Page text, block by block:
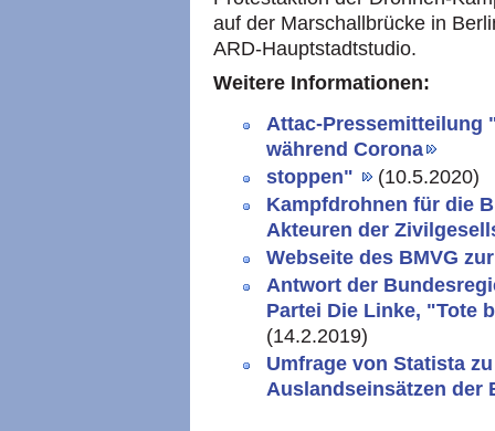
auf der Marschallbrücke in
ARD-Hauptstadtstudio.
Weitere Informationen:
Attac-Pressemitteilung
während Corona
stoppen"
(10.5.2020)
Kampfdrohnen für die
Akteuren der
Webseite des BMVG
Antwort der
Partei Die Linke, "Tote
(14.2.2019)
Umfrage von Statista
Auslandseinsätzen der